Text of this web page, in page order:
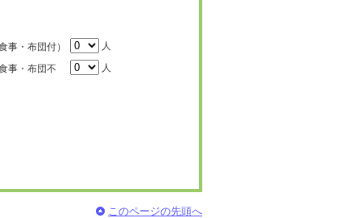
事・布団付）
人
事・布団不
人
このページの先頭へ